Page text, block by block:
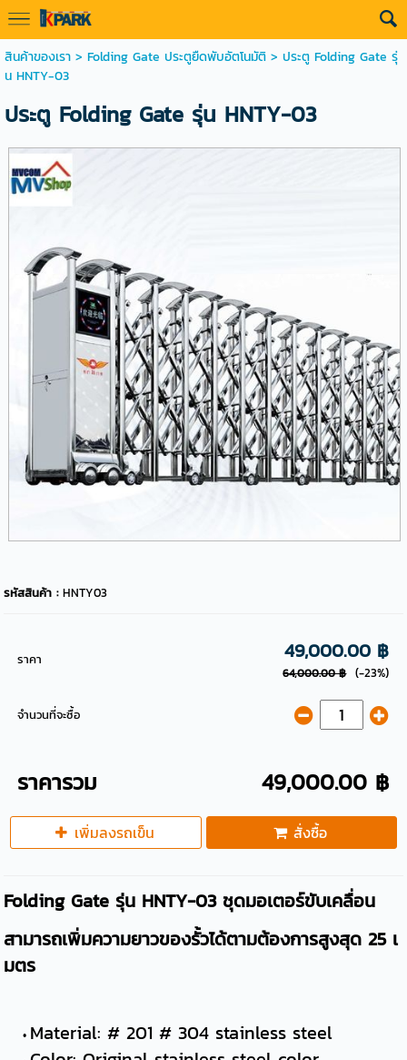
สินค้าของเรา> Folding Gate ประตูยืดพับอัตโนมัติ> ประตู Folding Gate รุ่
น HNTY-03
ประตู Folding Gate รุ่น HNTY-03
รหัสสินค้า :HNTY03
ราคา 49,000.00 ฿
64,000.00 ฿ (-23%)
จำนวนที่จะซื้อ
ราคารวม 49,000.00 ฿
เพิ่มลงรถเข็น สั่งซื้อ
Folding Gate รุ่น HNTY-03 ชุดมอเตอร์ขับเคลื่อน
สามารถเพิ่มความยาวของรั้วได้ตามต้องการสูงสุด 25 เ
มตร
Material: # 201 # 304 stainless steel